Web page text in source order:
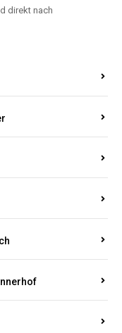
direkt nach